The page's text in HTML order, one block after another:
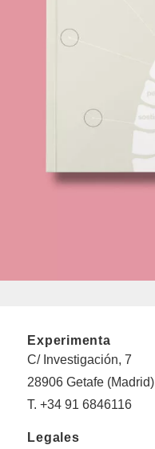
Experimenta
C/ Investigación, 7
28906 Getafe (Madrid)
T. +34 91 6846116
Legales